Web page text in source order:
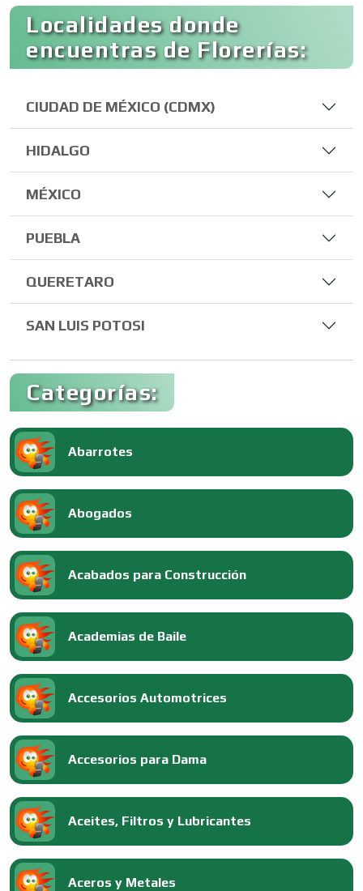
Localidades donde
encuentras de Florerías:
CIUDAD DE MÉXICO (CDMX)
HIDALGO
MÉXICO
PUEBLA
QUERETARO
SAN LUIS POTOSI
Categorías:
Abarrotes
Abogados
Acabados para Construcción
Academias de Baile
Accesorios Automotrices
Accesorios para Dama
Aceites, Filtros y Lubricantes
Aceros y Metales